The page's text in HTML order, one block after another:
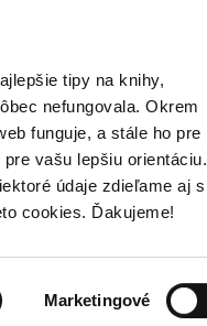
tipy na knihy,
nefungovala. Okrem
funguje, a stále ho pre
vašu lepšiu orientáciu.
údaje zdieľame aj s
cookies. Ďakujeme!
Marketingové